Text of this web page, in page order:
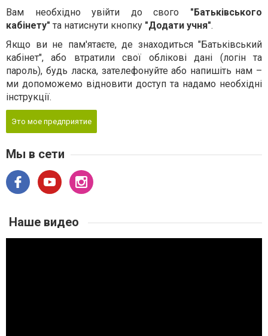
Вам необхідно увійти до свого "Батьківського
кабінету" та натиснути кнопку "Додати учня".
Якщо ви не пам'ятаєте, де знаходиться "Батьківський
кабінет", або втратили свої облікові дані (логін та
пароль), будь ласка, зателефонуйте або напишіть нам –
ми допоможемо відновити доступ та надамо необхідні
інструкції.
Это мое предприятие
Мы в сети
Наше видео